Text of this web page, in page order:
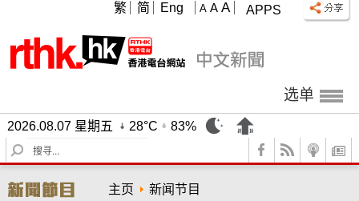
APPS
A A A
繁 简 Eng
选单
2026.08.07 星期五 28°C
83%
S
e
r
主页 新闻节目